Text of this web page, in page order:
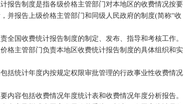
告制度是指各级价格主管部门对本地区的收费情况按要
并报告上级价格主管部门和同级人民政府的制度(简称“收
收费统计报告制度的制定、发布、指导和考核工作。
格主管部门负责本地区收费统计报告制度的具体组织和实
统计年度内按规定权限审批管理的行政事业性收费情况
包括收费情况年度统计表和收费情况年度分析报告。